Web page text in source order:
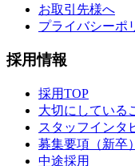
お取引先様へ
プライバシーポ
採用情報
採用TOP
大切にしている
スタッフインタ
募集要項（新卒）
中途採用